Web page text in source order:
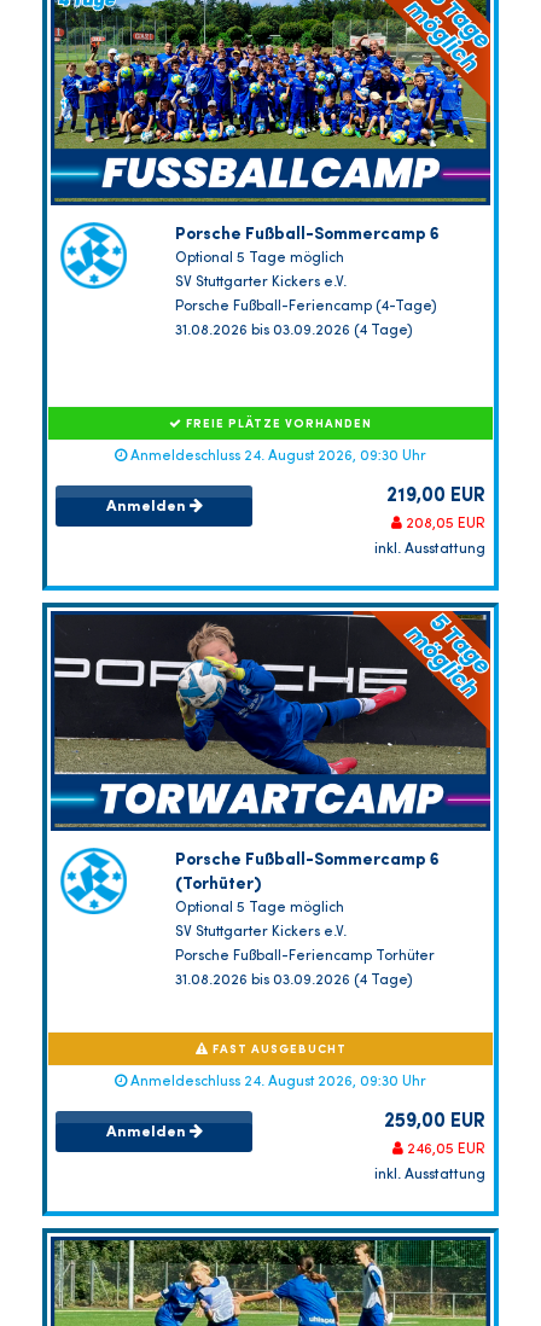
Porsche Fußball-Sommercamp 6
Optional 5 Tage möglich
SV Stuttgarter Kickers e.V.
Porsche Fußball-Feriencamp (4-Tage)
31.08.2026 bis 03.09.2026 (4 Tage)
FREIE PLÄTZE VORHANDEN
Anmeldeschluss 24. August 2026, 09:30 Uhr
Anmelden 219,00 EUR
208,05 EUR
inkl. Ausstattung
Porsche Fußball-Sommercamp 6
(Torhüter)
Optional 5 Tage möglich
SV Stuttgarter Kickers e.V.
Porsche Fußball-Feriencamp Torhüter
31.08.2026 bis 03.09.2026 (4 Tage)
FAST AUSGEBUCHT
Anmeldeschluss 24. August 2026, 09:30 Uhr
Anmelden 259,00 EUR
246,05 EUR
inkl. Ausstattung